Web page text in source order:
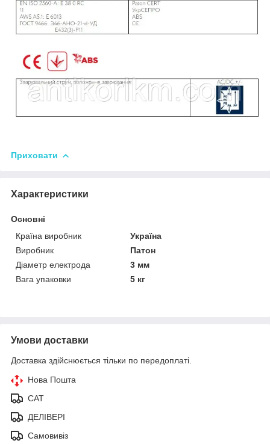
Приховати
Характеристики
Основні
Країна виробник
Україна
Виробник
Патон
Діаметр електрода
3 мм
Вага упаковки
5 кг
Умови доставки
Доставка здійснюється тільки по передоплаті.
Нова Пошта
САТ
ДЕЛІВЕРІ
Самовивіз